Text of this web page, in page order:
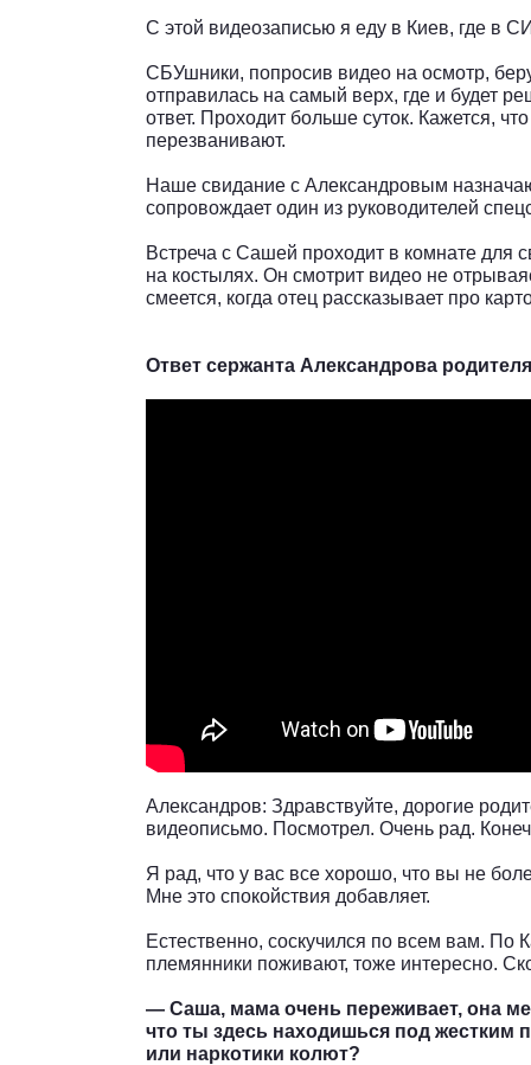
С этой видеозаписью я еду в Киев, где в
СБУшники, попросив видео на осмотр,
отправилась на самый верх, где и будет
ответ. Проходит больше суток. Кажется,
перезванивают.
Наше свидание с Александровым
сопровождает один из руководителей
Встреча с Сашей проходит в комнате для
на костылях. Он смотрит видео не
смеется, когда отец рассказывает про
Ответ сержанта Александрова
Александров: Здравствуйте, дорогие
видеописьмо. Посмотрел. Очень рад.
Я рад, что у вас все хорошо, что вы не
Мне это спокойствия добавляет.
Естественно, соскучился по всем вам. По
племянники поживают, тоже интересно.
— Саша, мама очень переживает, она
что ты здесь находишься под
или наркотики колют?